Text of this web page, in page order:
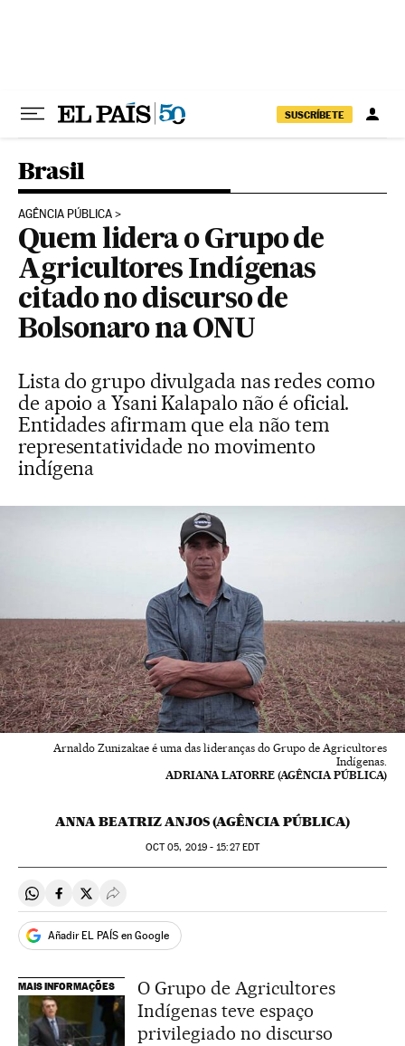
SUSCRÍBETE
Brasil
AGÊNCIA PÚBLICA
Quem lidera o Grupo de
Agricultores Indígenas
citado no discurso de
Bolsonaro na ONU
Lista do grupo divulgada nas redes como
de apoio a Ysani Kalapalo não é oficial.
Entidades afirmam que ela não tem
representatividade no movimento
indígena
Arnaldo Zunizakae é uma das lideranças do Grupo de Agricultores
Indígenas.
ADRIANA LATORRE (AGÊNCIA PÚBLICA)
ANNA BEATRIZ ANJOS (AGÊNCIA PÚBLICA)
OCT05, 2019 - 15:27EDT
Compartir en Whatsapp
Compartir en Facebook
Compartir en Twitter
Desplegar Redes Sociales
Añadir EL PAÍS en Google
MAIS INFORMAÇÕES
O Grupo de Agricultores
Indígenas teve espaço
privilegiado no discurso